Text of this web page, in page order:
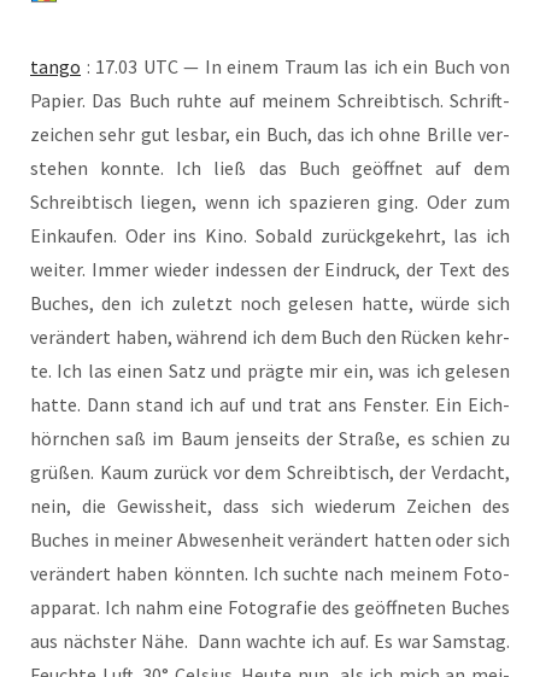
tan­go : 17.03 UTC — In einem Traum las ich ein Buch von
Papier. Das Buch ruh­te auf mei­nem Schreib­tisch. Schrift­
zei­chen sehr gut les­bar, ein Buch, das ich ohne Bril­le ver­
ste­hen konn­te. Ich ließ das Buch geöff­net auf dem
Schreib­tisch lie­gen, wenn ich spa­zie­ren ging. Oder zum
Ein­kau­fen. Oder ins Kino. Sobald zurück­ge­kehrt, las ich
wei­ter. Immer wie­der indes­sen der Ein­druck, der Text des
Buches, den ich zuletzt noch gele­sen hat­te, wür­de sich
ver­än­dert haben, wäh­rend ich dem Buch den Rücken kehr­
te. Ich las einen Satz und präg­te mir ein, was ich gele­sen
hat­te. Dann stand ich auf und trat ans Fens­ter. Ein Eich­
hörn­chen saß im Baum jen­seits der Stra­ße, es schien zu
grü­ßen. Kaum zurück vor dem Schreib­tisch, der Ver­dacht,
nein, die Gewiss­heit, dass sich wie­der­um Zei­chen des
Buches in mei­ner Abwe­sen­heit ver­än­dert hat­ten oder sich
ver­än­dert haben könn­ten. Ich such­te nach mei­nem Foto­
ap­pa­rat. Ich nahm eine Foto­gra­fie des geöff­ne­ten Buches
aus nächs­ter Nähe. Dann wach­te ich auf. Es war Sams­tag.